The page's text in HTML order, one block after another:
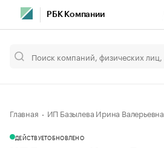
РБК Компании
Главная ИП Базылева Ирина Валерьевна
ДЕЙСТВУЕТОБНОВЛЕНО